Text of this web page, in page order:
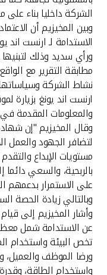
مملكة البحرين
الشركة داخليا بناء
وبين المخيزيم أن
الاستدامة لـ ارنست
ورأي سديد وذلك
مطابقة التقرير مع
نشاط الشركة
ارنست اند يونغ بزيارة
والمعلومات المقدمة في
وقال المخيزيم "إن
لتضافر الجهود والعمل
مستويات الإبداع
بالربحية، والسعي
على الاستمرار بدعمهم
وبالتالي زيادة الحصة
وأشار المخيزيم إلى
عن الاستدامة شمل
تخص البيئة واستخدام
ورضا الموظف والعميل،
واستخدام الطاقة،